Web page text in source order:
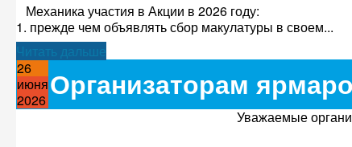
Механика участия в Акции в 2026 году:
1. прежде чем объявлять сбор макулатуры в своем...
Читать дальше
26
июня
2026 Организаторам
Уважаемые